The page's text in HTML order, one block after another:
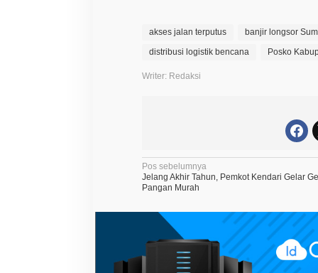
akses jalan terputus banjir longsor
distribusi logistik bencana
Posko
Writer: Redaksi
N
a
v
g
a
Pos sebelumnya
Jelang Akhir Tahun, Pemkot Kendari Gelar
Pangan Murah